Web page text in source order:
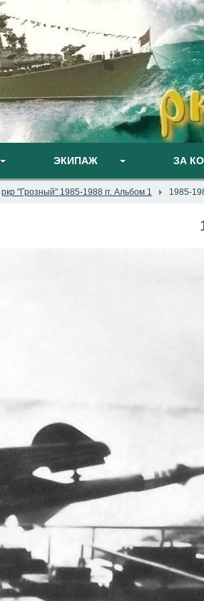
ЭКИПАЖ ЗА
ркр "Грозный" 1985-1988 гг. Альбом 1 1985-